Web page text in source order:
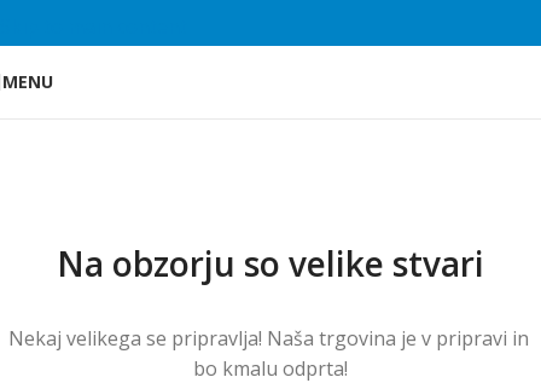
MENU
Na obzorju so velike stvari
Nekaj ​​velikega se pripravlja! Naša trgovina je v pripravi in ​​
bo kmalu odprta!